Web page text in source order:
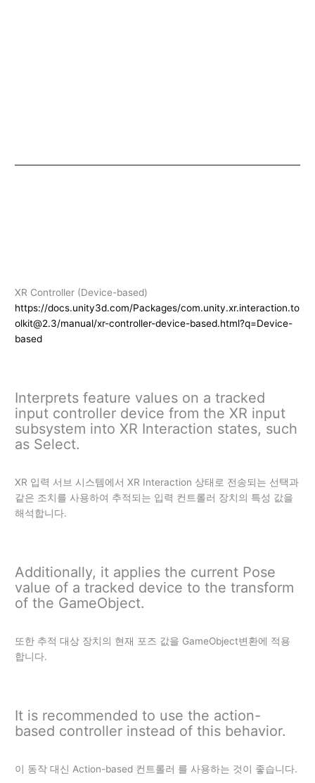
XR Controller (Device-based)
https://docs.unity3d.com/Packages/com.unity.xr.interaction.to
olkit@2.3/manual/xr-controller-device-based.html?q=Device-
based
Interprets feature values on a tracked
input controller device from the XR input
subsystem into XR Interaction states, such
as Select.
XR 입력 서브 시스템에서 XR Interaction 상태로 전송되는 선택과
같은 조치를 사용하여 추적되는 입력 컨트롤러 장치의 특성 값을
해석합니다.
Additionally, it applies the current Pose
value of a tracked device to the transform
of the GameObject.
또한 추적 대상 장치의 현재 포즈 값을 GameObject변환에 적용
합니다.
It is recommended to use the action-
based controller instead of this behavior.
이 동작 대신 Action-based 컨트롤러 를 사용하는 것이 좋습니다.